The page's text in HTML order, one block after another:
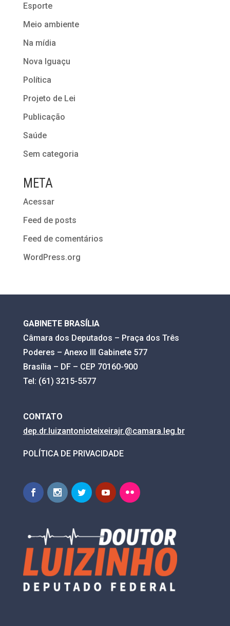
Esporte
Meio ambiente
Na mídia
Nova Iguaçu
Política
Projeto de Lei
Publicação
Saúde
Sem categoria
META
Acessar
Feed de posts
Feed de comentários
WordPress.org
GABINETE BRASÍLIA
Câmara dos Deputados – Praça dos Três
Poderes – Anexo III Gabinete 577
Brasília – DF – CEP 70160-900
Tel: (61) 3215-5577
CONTATO
dep.dr.luizantonioteixeirajr.@camara.leg.br
POLÍTICA DE PRIVACIDADE